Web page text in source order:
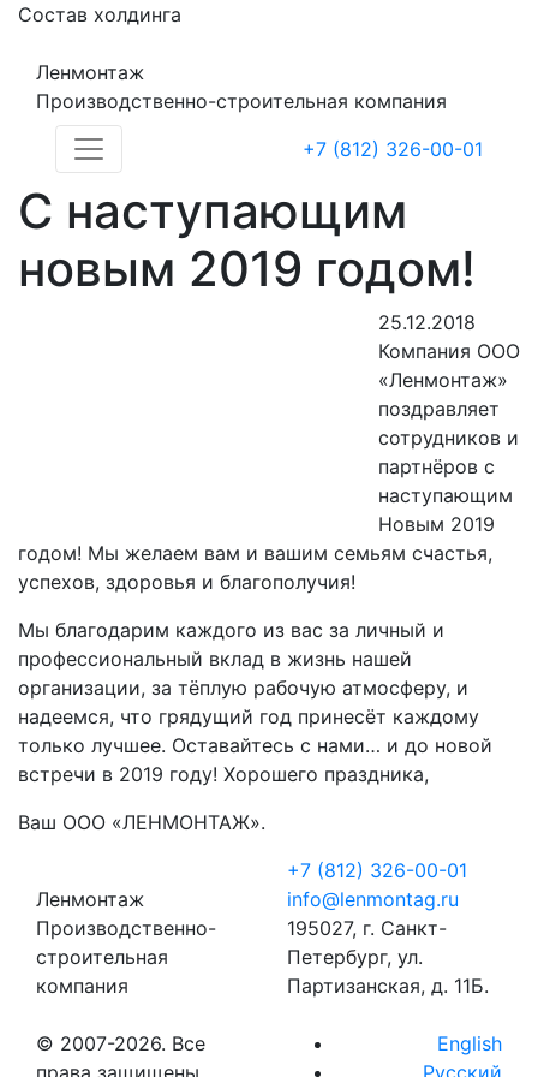
Состав холдинга
Ленмонтаж
Производственно-строительная компания
+7 (812) 326-00-01
С наступающим
новым 2019 годом!
25.12.2018
Компания ООО
«Ленмонтаж»
поздравляет
сотрудников и
партнёров с
наступающим
Новым 2019
годом! Мы желаем вам и вашим семьям счастья,
успехов, здоровья и благополучия!
Мы благодарим каждого из вас за личный и
профессиональный вклад в жизнь нашей
организации, за тёплую рабочую атмосферу, и
надеемся, что грядущий год принесёт каждому
только лучшее. Оставайтесь с нами… и до новой
встречи в 2019 году! Хорошего праздника,
Ваш ООО «ЛЕНМОНТАЖ».
Ленмонтаж
Производственно-
строительная
компания
+7 (812) 326-00-01
info@lenmontag.ru
195027, г. Санкт-
Петербург, ул.
Партизанская, д. 11Б.
© 2007-2026. Все
права защищены
English
Русский